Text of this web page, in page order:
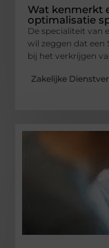
Wat kenmerkt
optimalisatie
De specialiteit van
wil zeggen dat een
bij het verkrijgen
Zakelijke